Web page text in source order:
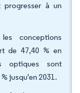
progresser à un
conceptions
de 47,40 % en
optiques sont
jusqu'en 2031.